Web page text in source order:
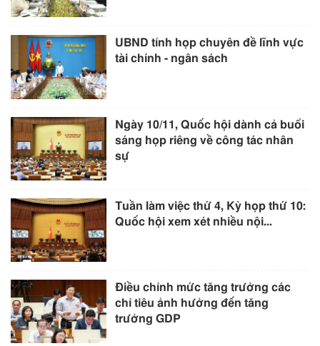
UBND tỉnh họp chuyên đề lĩnh vực
tài chính - ngân sách
Ngày 10/11, Quốc hội dành cả buổi
sáng họp riêng về công tác nhân
sự
Tuần làm việc thứ 4, Kỳ họp thứ 10:
Quốc hội xem xét nhiều nội...
Điều chỉnh mức tăng trưởng các
chỉ tiêu ảnh hưởng đến tăng
trưởng GDP